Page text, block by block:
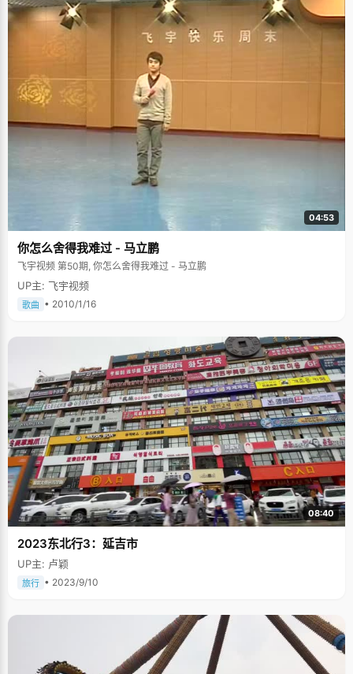
04:53
你怎么舍得我难过 - 马立鹏
飞宇视频 第50期, 你怎么舍得我难过 - 马立鹏
UP主: 飞宇视频
歌曲 • 2010/1/16
08:40
2023东北行3：延吉市
UP主: 卢颖
旅行 • 2023/9/10